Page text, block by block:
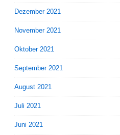
Dezember 2021
November 2021
Oktober 2021
September 2021
August 2021
Juli 2021
Juni 2021